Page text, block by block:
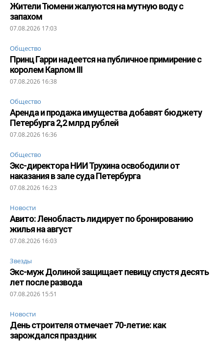
Жители Тюмени жалуются на мутную воду с
запахом
07.08.2026 17:03
Общество
Принц Гарри надеется на публичное примирение с
королем Карлом III
07.08.2026 16:38
Общество
Аренда и продажа имущества добавят бюджету
Петербурга 2,2 млрд рублей
07.08.2026 16:36
Общество
Экс-директора НИИ Трухина освободили от
наказания в зале суда Петербурга
07.08.2026 16:23
Новости
Авито: Ленобласть лидирует по бронированию
жилья на август
07.08.2026 16:03
Звезды
Экс-муж Долиной защищает певицу спустя десять
лет после развода
07.08.2026 15:51
Новости
День строителя отмечает 70-летие: как
зарождался праздник